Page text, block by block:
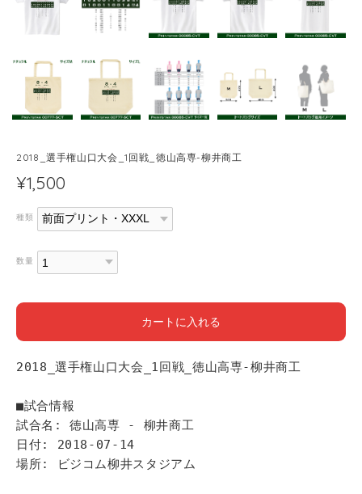
2018_選手権山口大会_1回戦_徳山高専-柳井商工
¥1,500
種類
数量
カートに入れる
2018_選手権山口大会_1回戦_徳山高専-柳井商工
■試合情報
試合名: 徳山高専 - 柳井商工
日付: 2018-07-14
場所: ビジコム柳井スタジアム